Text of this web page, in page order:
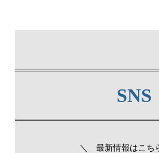
SNS
＼ 最新情報はこち